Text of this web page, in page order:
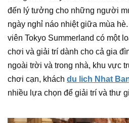
đến lý tưởng cho những người
ngày nghỉ náo nhiệt giữa mùa
viên Tokyo Summerland có một
chơi và giải trí dành cho cả gia
ngoài trời và trong nhà, khu vực
chơi cạn, khách du lich Nhat
nhiều lựa chọn để giải trí và thư